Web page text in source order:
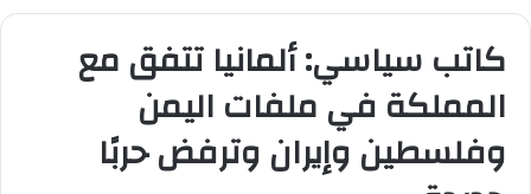
كاتب سياسي: ألمانيا تتفق مع
المملكة في ملفات اليمن
وفلسطين وإيران وترفض حربًا